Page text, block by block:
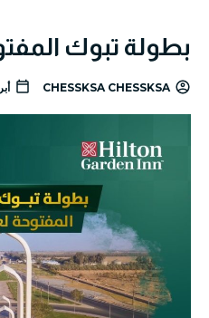
بطولة تبوك
CHESSKSA CHESSKSA